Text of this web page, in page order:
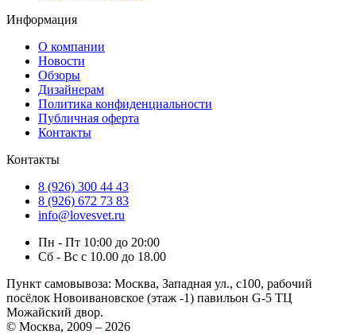
Информация
О компании
Новости
Обзоры
Дизайнерам
Политика конфиденциальности
Публичная оферта
Контакты
Контакты
8 (926) 300 44 43
8 (926) 672 73 83
info@lovesvet.ru
Пн - Пт 10:00 до 20:00
Сб - Вс с 10.00 до 18.00
Пункт самовывоза: Москва, Западная ул., с100, рабочий
посёлок Новоивановское (этаж -1) павильон G-5 ТЦ
Можайский двор.
© Москва, 2009 – 2026